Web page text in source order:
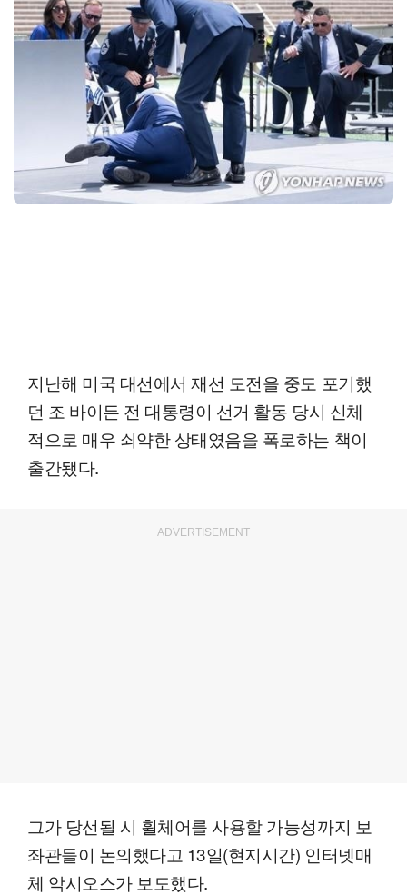
지난해 미국 대선에서 재선 도전을 중도 포기했
던 조 바이든 전 대통령이 선거 활동 당시 신체
적으로 매우 쇠약한 상태였음을 폭로하는 책이
출간됐다.
ADVERTISEMENT
그가 당선될 시 휠체어를 사용할 가능성까지 보
좌관들이 논의했다고 13일(현지시간) 인터넷매
체 악시오스가 보도했다.